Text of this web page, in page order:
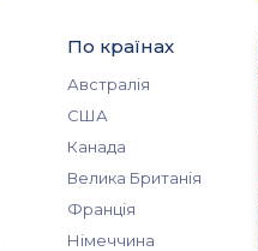
По країнах
Австралія
США
Канада
Велика Британія
Франція
Німеччина